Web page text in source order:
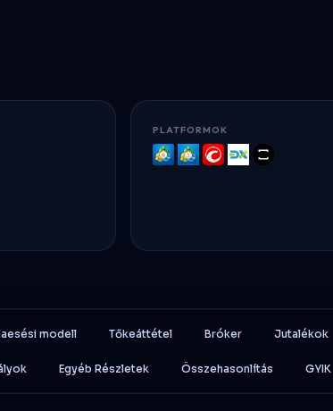
PLATFORMOK
MT4 MT5 cTrader
DXtradeTradeLocker
modell Tőkeáttétel Bróker Jutalékok
Egyéb Részletek Összehasonlítás GYIK